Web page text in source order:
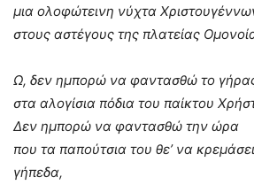
μια ολοφώτεινη νύχτα
στους αστέγους της πλατείας
Ω, δεν ημπορώ να φαντασθώ το
στα αλογίσια πόδια του παίκτου
Δεν ημπορώ να φαντασθώ την ώρα
που τα παπούτσια του θε’ να
γήπεδα,